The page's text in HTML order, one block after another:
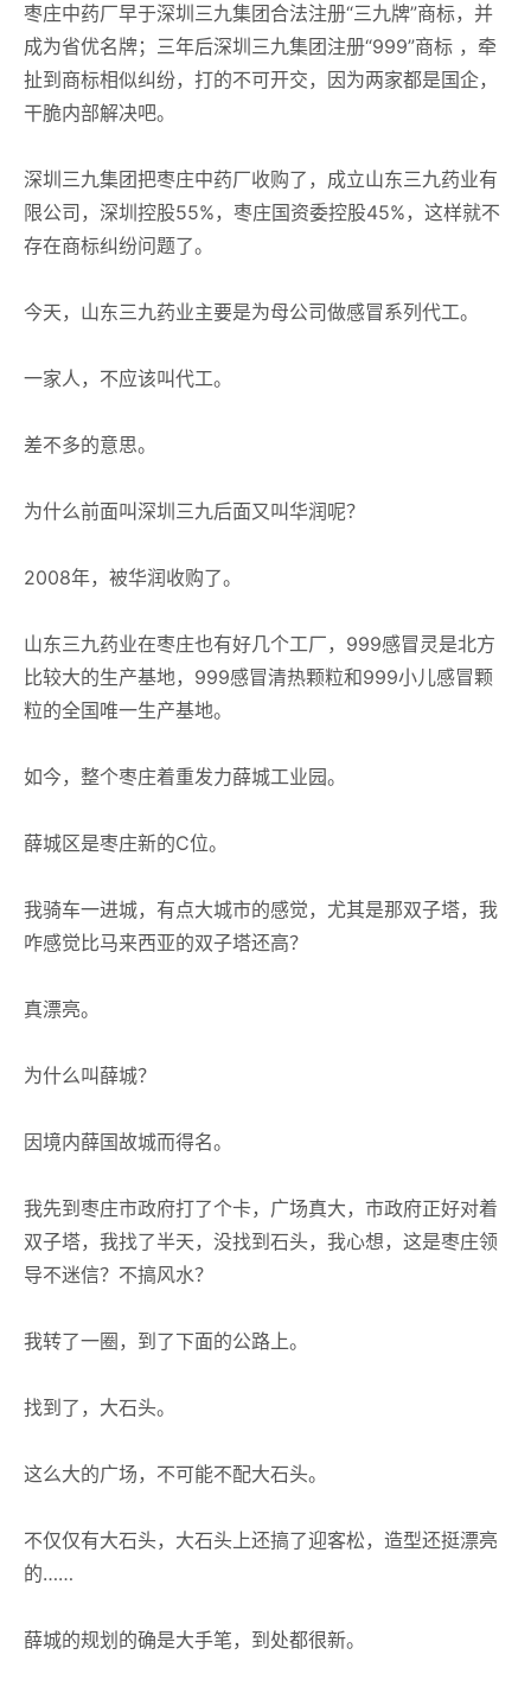
枣庄中药厂早于深圳三九集团合法注册“三九牌”商标，并
成为省优名牌；三年后深圳三九集团注册“999”商标 ，牵
扯到商标相似纠纷，打的不可开交，因为两家都是国企，
干脆内部解决吧。
深圳三九集团把枣庄中药厂收购了，成立山东三九药业有
限公司，深圳控股55%，枣庄国资委控股45%，这样就不
存在商标纠纷问题了。
今天，山东三九药业主要是为母公司做感冒系列代工。
一家人，不应该叫代工。
差不多的意思。
为什么前面叫深圳三九后面又叫华润呢？
2008年，被华润收购了。
山东三九药业在枣庄也有好几个工厂，999感冒灵是北方
比较大的生产基地，999感冒清热颗粒和999小儿感冒颗
粒的全国唯一生产基地。
如今，整个枣庄着重发力薛城工业园。
薛城区是枣庄新的C位。
我骑车一进城，有点大城市的感觉，尤其是那双子塔，我
咋感觉比马来西亚的双子塔还高？
真漂亮。
为什么叫薛城？
因境内薛国故城而得名。
我先到枣庄市政府打了个卡，广场真大，市政府正好对着
双子塔，我找了半天，没找到石头，我心想，这是枣庄领
导不迷信？不搞风水？
我转了一圈，到了下面的公路上。
找到了，大石头。
这么大的广场，不可能不配大石头。
不仅仅有大石头，大石头上还搞了迎客松，造型还挺漂亮
的……
薛城的规划的确是大手笔，到处都很新。